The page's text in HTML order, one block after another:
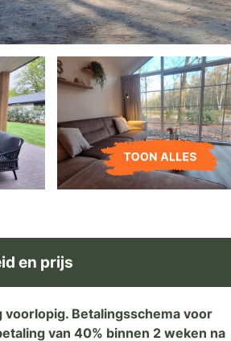
en prijs
voorlopig. Betalingsschema voor
van 40% binnen 2 weken na